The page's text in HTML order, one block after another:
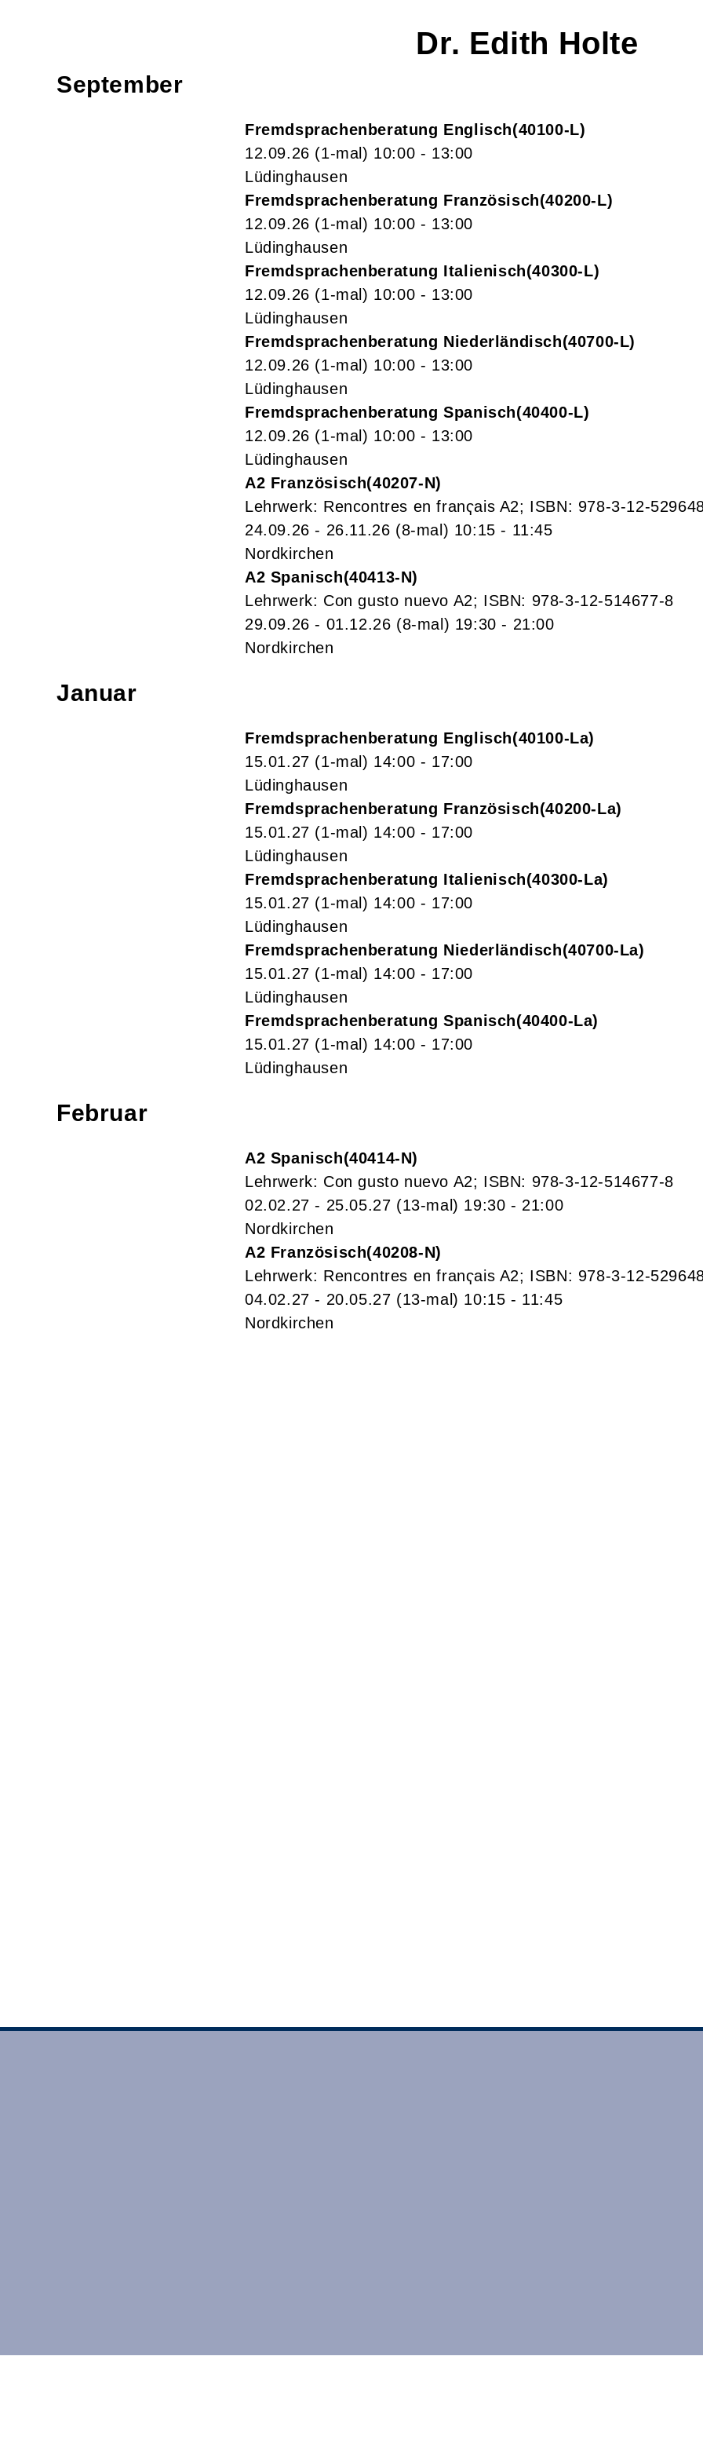
Dr. Edith Holte
September
Fremdsprachenberatung Englisch 40100-L
12.09.26 (1-mal) 10:00 - 13:00
Lüdinghausen
Fremdsprachenberatung Französisch 40200-L
12.09.26 (1-mal) 10:00 - 13:00
Lüdinghausen
Fremdsprachenberatung Italienisch 40300-L
12.09.26 (1-mal) 10:00 - 13:00
Lüdinghausen
Fremdsprachenberatung Niederländisch 40700-L
12.09.26 (1-mal) 10:00 - 13:00
Lüdinghausen
Fremdsprachenberatung Spanisch 40400-L
12.09.26 (1-mal) 10:00 - 13:00
Lüdinghausen
A2 Französisch 40207-N
Lehrwerk: Rencontres en franҁais A2; ISBN: 978-3-12-
24.09.26 - 26.11.26 (8-mal) 10:15 - 11:45
Nordkirchen
A2 Spanisch 40413-N
Lehrwerk: Con gusto nuevo A2; ISBN: 978-3-12-514677-8
29.09.26 - 01.12.26 (8-mal) 19:30 - 21:00
Nordkirchen
Januar
Fremdsprachenberatung Englisch 40100-La
15.01.27 (1-mal) 14:00 - 17:00
Lüdinghausen
Fremdsprachenberatung Französisch 40200-La
15.01.27 (1-mal) 14:00 - 17:00
Lüdinghausen
Fremdsprachenberatung Italienisch 40300-La
15.01.27 (1-mal) 14:00 - 17:00
Lüdinghausen
Fremdsprachenberatung Niederländisch 40700-La
15.01.27 (1-mal) 14:00 - 17:00
Lüdinghausen
Fremdsprachenberatung Spanisch 40400-La
15.01.27 (1-mal) 14:00 - 17:00
Lüdinghausen
Februar
A2 Spanisch 40414-N
Lehrwerk: Con gusto nuevo A2; ISBN: 978-3-12-514677-8
02.02.27 - 25.05.27 (13-mal) 19:30 - 21:00
Nordkirchen
A2 Französisch 40208-N
Lehrwerk: Rencontres en franҁais A2; ISBN: 978-3-12-
04.02.27 - 20.05.27 (13-mal) 10:15 - 11:45
Nordkirchen